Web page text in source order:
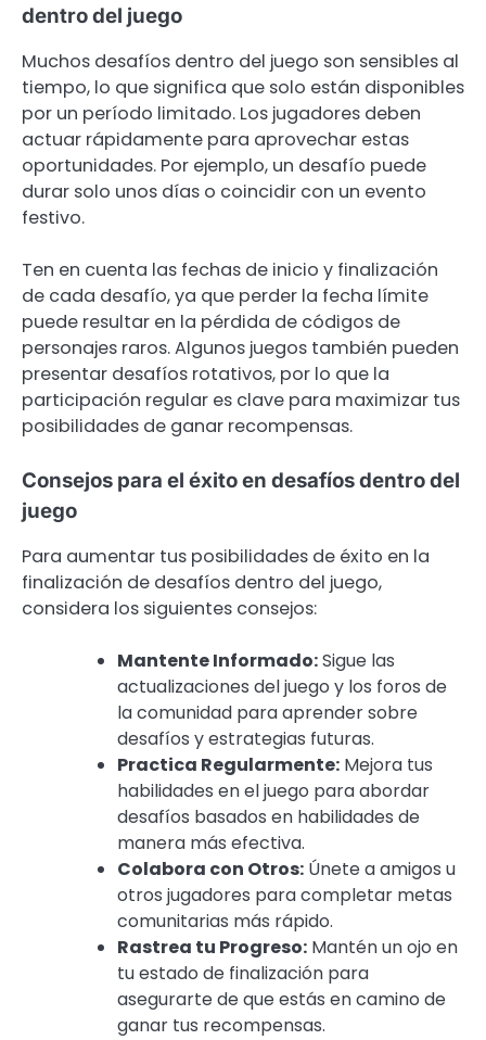
dentro del juego
Muchos desafíos dentro del juego son sensibles al
tiempo, lo que significa que solo están disponibles
por un período limitado. Los jugadores deben
actuar rápidamente para aprovechar estas
oportunidades. Por ejemplo, un desafío puede
durar solo unos días o coincidir con un evento
festivo.
Ten en cuenta las fechas de inicio y finalización
de cada desafío, ya que perder la fecha límite
puede resultar en la pérdida de códigos de
personajes raros. Algunos juegos también pueden
presentar desafíos rotativos, por lo que la
participación regular es clave para maximizar tus
posibilidades de ganar recompensas.
Consejos para el éxito en desafíos dentro del
juego
Para aumentar tus posibilidades de éxito en la
finalización de desafíos dentro del juego,
considera los siguientes consejos:
Mantente Informado:Sigue las
actualizaciones del juego y los foros de
la comunidad para aprender sobre
desafíos y estrategias futuras.
Practica Regularmente: Mejora tus
habilidades en el juego para abordar
desafíos basados en habilidades de
manera más efectiva.
Colabora con Otros: Únete a amigos u
otros jugadores para completar metas
comunitarias más rápido.
Rastrea tu Progreso: Mantén un ojo en
tu estado de finalización para
asegurarte de que estás en camino de
ganar tus recompensas.